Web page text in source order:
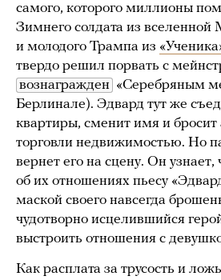
самого, которого миллионы
Зимнего солдата из вселенной
и молодого Трампа из
твердо решил порвать с
вознагражден «Серебряным
Берлинале). Эдвард тут же
квартиры, сменит имя и бросит
торговли недвижимостью. Но
вернет его на сцену. Он узнает,
об их отношениях пьесу
маской своего навсегда
чудотворно исцелившийся
выстроить отношения с
Как расплата за трусость и